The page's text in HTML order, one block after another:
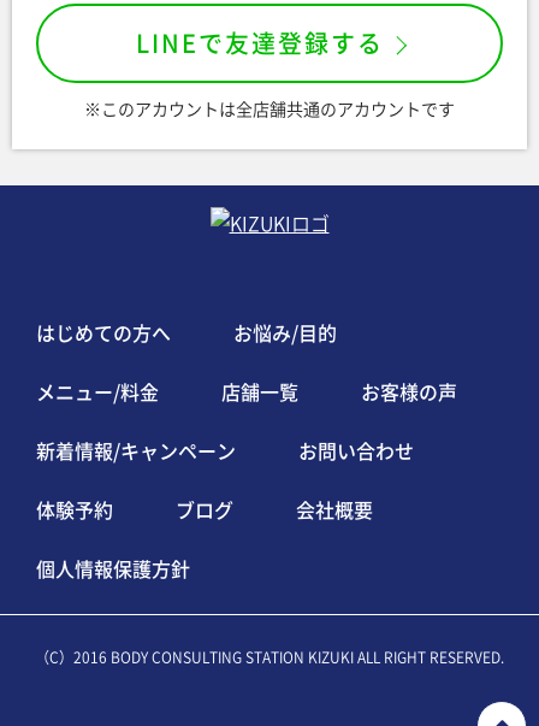
LINEで友達登録する
※このアカウントは全店舗共通のアカウントです
はじめての方へ お悩み/目的
メニュー/料金 店舗一覧 お客様の声
新着情報/キャンペーン お問い合わせ
体験予約 ブログ 会社概要
個人情報保護方針
（C）2016 BODY CONSULTING STATION KIZUKI ALL RIGHT RESERVED.